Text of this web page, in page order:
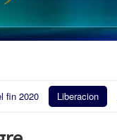
fin 2020 Liberacion